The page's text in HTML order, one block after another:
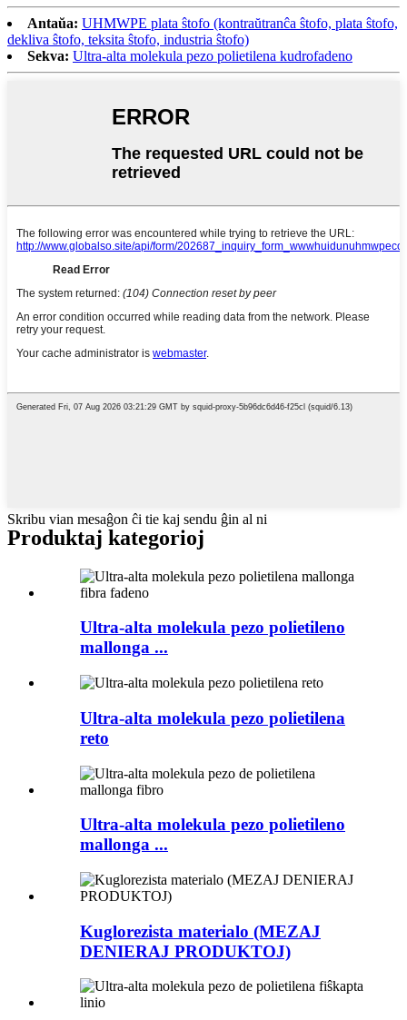
Antaŭa: UHMWPE plata ŝtofo (kontraŭtranĉa ŝtofo, plata ŝtofo,
dekliva ŝtofo, teksita ŝtofo, industria ŝtofo)
Sekva: Ultra-alta molekula pezo polietilena kudrofadeno
Skribu vian mesaĝon ĉi tie kaj sendu ĝin al ni
Produktaj kategorioj
Ultra-alta molekula pezo polietileno
mallonga ...
Ultra-alta molekula pezo polietilena
reto
Ultra-alta molekula pezo polietileno
mallonga ...
Kuglorezista materialo (MEZAJ
DENIERAJ PRODUKTOJ)